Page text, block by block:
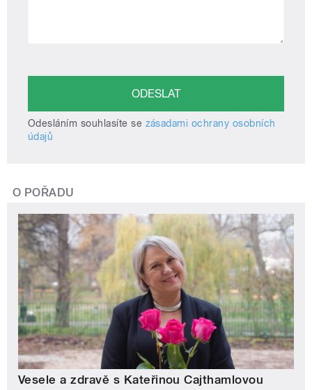
Odesláním souhlasíte se zásadami ochrany osobních
údajů
O POŘADU
Vesele a zdravě s Kateřinou Cajthamlovou